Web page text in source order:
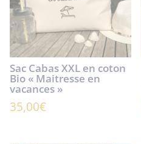
Sac Cabas XXL en coton
Bio « Maitresse en
vacances »
35,00€